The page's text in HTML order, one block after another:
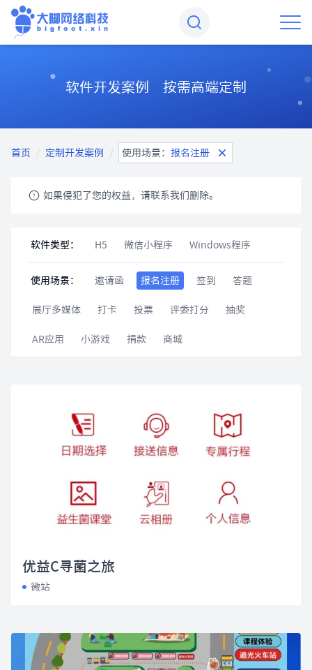
软件开发案例 按需高端定制
首页 / 定制开发案例 / 使用场景： 报名注册
如果侵犯了您的权益，请联系我们删除。
软件类型： H5 微信小程序 Windows程序
使用场景： 邀请函 报名注册 签到 答题
展厅多媒体 打卡 投票 评委打分 抽奖
AR应用 小游戏 捐款 商城
优益C寻菌之旅
微站